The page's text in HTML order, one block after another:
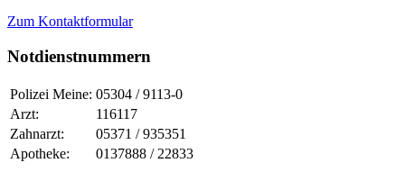
Zum Kontaktformular
Notdienstnummern
Polizei Meine: 05304 / 9113-0
Arzt:
116117
Zahnarzt:
05371 / 935351
Apotheke:
0137888 / 22833